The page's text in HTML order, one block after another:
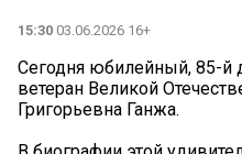
15:30 03.06.2026 16+
Сегодня юбилейный, 85-й
ветеран Великой
Григорьевна Ганжа.